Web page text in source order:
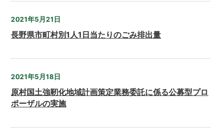
2021年5月21日
長野県市町村別1人1日当たりのごみ排出量
2021年5月18日
原村国土強靭化地域計画策定業務委託に係る公募型プロ
ポーザルの実施